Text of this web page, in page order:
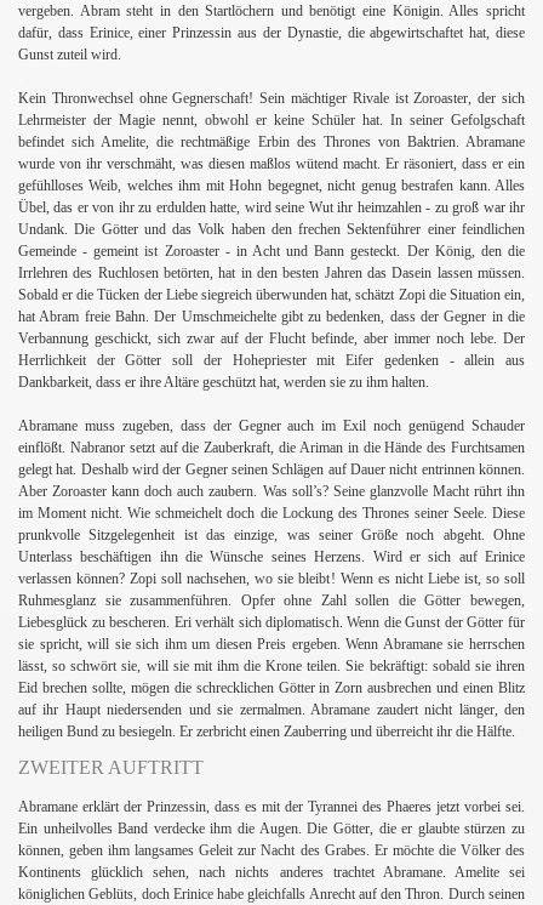
vergeben. Abram steht in den Startlöchern und benötigt eine Königin. Alles spricht
dafür, dass Erinice, einer Prinzessin aus der Dynastie, die abgewirtschaftet hat, diese
Gunst zuteil wird.
Kein Thronwechsel ohne Gegnerschaft! Sein mächtiger Rivale ist Zoroaster, der sich
Lehrmeister der Magie nennt, obwohl er keine Schüler hat. In seiner Gefolgschaft
befindet sich Amelite, die rechtmäßige Erbin des Thrones von Baktrien. Abramane
wurde von ihr verschmäht, was diesen maßlos wütend macht. Er räsoniert, dass er ein
gefühlloses Weib, welches ihm mit Hohn begegnet, nicht genug bestrafen kann. Alles
Übel, das er von ihr zu erdulden hatte, wird seine Wut ihr heimzahlen - zu groß war ihr
Undank. Die Götter und das Volk haben den frechen Sektenführer einer feindlichen
Gemeinde - gemeint ist Zoroaster - in Acht und Bann gesteckt. Der König, den die
Irrlehren des Ruchlosen betörten, hat in den besten Jahren das Dasein lassen müssen.
Sobald er die Tücken der Liebe siegreich überwunden hat, schätzt Zopi die Situation ein,
hat Abram freie Bahn. Der Umschmeichelte gibt zu bedenken, dass der Gegner in die
Verbannung geschickt, sich zwar auf der Flucht befinde, aber immer noch lebe. Der
Herrlichkeit der Götter soll der Hohepriester mit Eifer gedenken - allein aus
Dankbarkeit, dass er ihre Altäre geschützt hat, werden sie zu ihm halten.
Abramane muss zugeben, dass der Gegner auch im Exil noch genügend Schauder
einflößt. Nabranor setzt auf die Zauberkraft, die Ariman in die Hände des Furchtsamen
gelegt hat. Deshalb wird der Gegner seinen Schlägen auf Dauer nicht entrinnen können.
Aber Zoroaster kann doch auch zaubern. Was soll’s? Seine glanzvolle Macht rührt ihn
im Moment nicht. Wie schmeichelt doch die Lockung des Thrones seiner Seele. Diese
prunkvolle Sitzgelegenheit ist das einzige, was seiner Größe noch abgeht. Ohne
Unterlass beschäftigen ihn die Wünsche seines Herzens. Wird er sich auf Erinice
verlassen können? Zopi soll nachsehen, wo sie bleibt! Wenn es nicht Liebe ist, so soll
Ruhmesglanz sie zusammenführen. Opfer ohne Zahl sollen die Götter bewegen,
Liebesglück zu bescheren. Eri verhält sich diplomatisch. Wenn die Gunst der Götter für
sie spricht, will sie sich ihm um diesen Preis ergeben. Wenn Abramane sie herrschen
lässt, so schwört sie, will sie mit ihm die Krone teilen. Sie bekräftigt: sobald sie ihren
Eid brechen sollte, mögen die schrecklichen Götter in Zorn ausbrechen und einen Blitz
auf ihr Haupt niedersenden und sie zermalmen. Abramane zaudert nicht länger, den
heiligen Bund zu besiegeln. Er zerbricht einen Zauberring und überreicht ihr die Hälfte.
ZWEITER AUFTRITT
Abramane erklärt der Prinzessin, dass es mit der Tyrannei des Phaeres jetzt vorbei sei.
Ein unheilvolles Band verdecke ihm die Augen. Die Götter, die er glaubte stürzen zu
können, geben ihm langsames Geleit zur Nacht des Grabes. Er möchte die Völker des
Kontinents glücklich sehen, nach nichts anderes trachtet Abramane. Amelite sei
königlichen Geblüts, doch Erinice habe gleichfalls Anrecht auf den Thron. Durch seinen